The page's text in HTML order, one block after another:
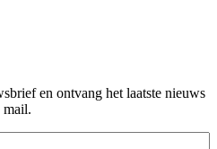
en ontvang het laatste nieuws
mail.